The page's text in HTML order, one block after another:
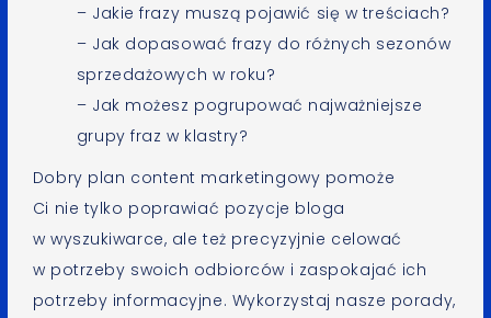
– Jakie frazy muszą pojawić się w treściach?
– Jak dopasować frazy do różnych sezonów
sprzedażowych w roku?
– Jak możesz pogrupować najważniejsze
grupy fraz w klastry?
Dobry plan content marketingowy pomoże
Ci nie tylko poprawiać pozycje bloga
w wyszukiwarce, ale też precyzyjnie celować
w potrzeby swoich odbiorców i zaspokajać ich
potrzeby informacyjne. Wykorzystaj nasze porady,